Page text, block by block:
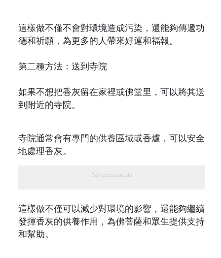
這樣做不僅不會對環境造成污染，還能夠傳遞功
德和祈願，為更多的人帶來好運和福報。
第二種方法：送到寺院
如果不想把香灰留在家裡或佛堂里，可以將其送
到附近的寺院。
寺院通常會有專門的供養區域或香爐，可以安全
地處理香灰。
Advertisements
這樣做不僅可以減少對環境的影響，還能夠繼續
發揮香灰的供養作用，為佛菩薩和眾生提供支持
和幫助。